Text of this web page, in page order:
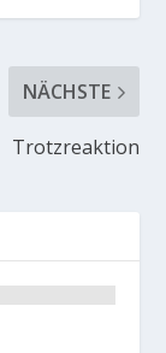
NÄCHSTE
Trotzreaktion